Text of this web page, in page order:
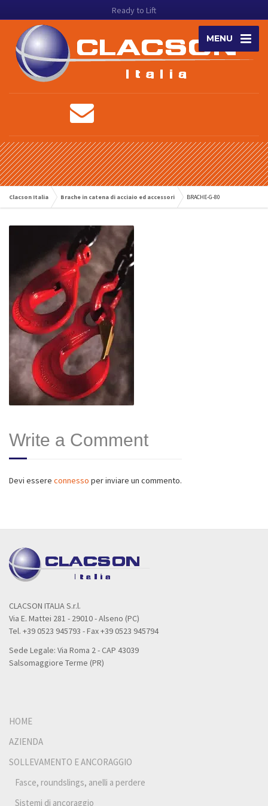
Ready to Lift
MENU
Clacson Italia Brache in catena di acciaio ed accessori BRACHE-G-80
Write a Comment
Devi essere connesso per inviare un commento.
CLACSON ITALIA S.r.l.
Via E. Mattei 281 - 29010 - Alseno (PC)
Tel. +39 0523 945793 - Fax +39 0523 945794
Sede Legale: Via Roma 2 - CAP 43039
Salsomaggiore Terme (PR)
HOME
AZIENDA
SOLLEVAMENTO E ANCORAGGIO
Fasce, roundslings, anelli a perdere
Sistemi di ancoraggio